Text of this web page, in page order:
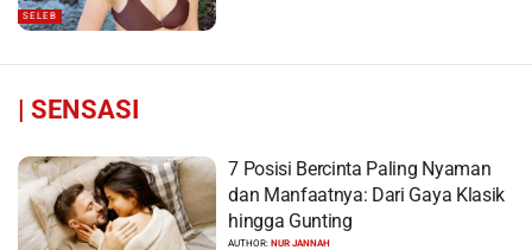
SELEB
| SENSASI
7 Posisi Bercinta Paling Nyaman
dan Manfaatnya: Dari Gaya Klasik
hingga Gunting
AUTHOR:NUR JANNAH